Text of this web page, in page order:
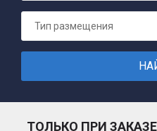
Тип размещения
ТОЛЬКО ПРИ